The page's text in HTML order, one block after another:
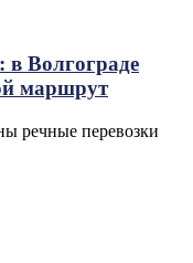
Волгограде
маршрут
речные перевозки